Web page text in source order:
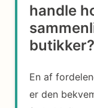
handle
butikker?
En af
er den